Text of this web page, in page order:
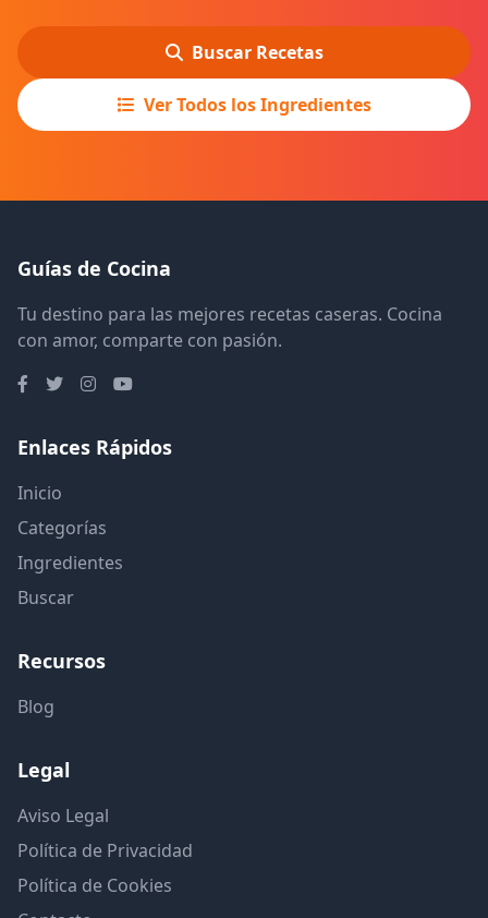
Buscar Recetas
Ver Todos los Ingredientes
Guías de Cocina
Tu destino para las mejores recetas caseras. Cocina
con amor, comparte con pasión.
Enlaces Rápidos
Inicio
Categorías
Ingredientes
Buscar
Recursos
Blog
Legal
Aviso Legal
Política de Privacidad
Política de Cookies